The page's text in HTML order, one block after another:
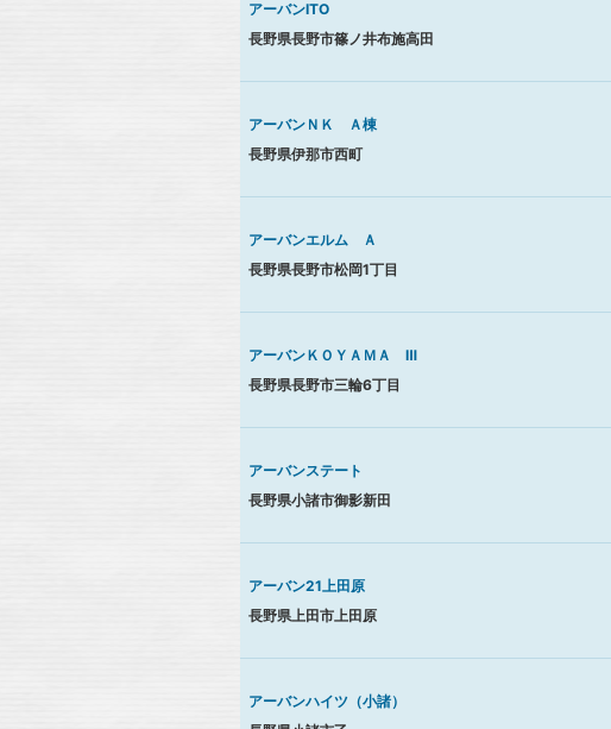
アーバンITO
長野県長野市篠ノ井布施高田
アーバンＮＫ Ａ棟
長野県伊那市西町
アーバンエルム Ａ
長野県長野市松岡1丁目
アーバンＫＯＹＡＭＡ Ⅲ
長野県長野市三輪6丁目
アーバンステート
長野県小諸市御影新田
アーバン21上田原
長野県上田市上田原
アーバンハイツ（小諸）